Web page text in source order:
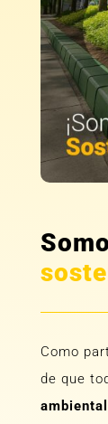
Como
de que